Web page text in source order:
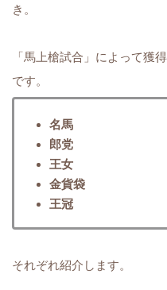
き。
「馬上槍試合」によって獲
です。
名馬
郎党
王女
金貨袋
王冠
それぞれ紹介します。